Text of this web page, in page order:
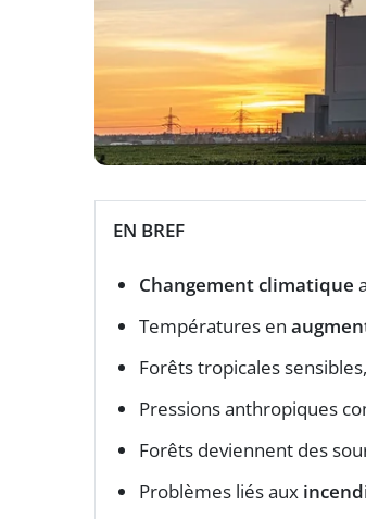
EN BREF
Changement climatique
Températures en
Forêts tropicales
Pressions anthropiques
Forêts deviennent des
Problèmes liés aux